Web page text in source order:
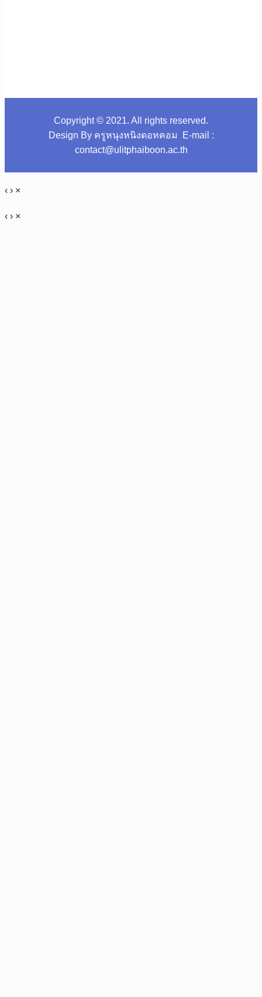
Copyright © 2021. All rights reserved.
Design By ครูหนุงหนิงดอทคอม E-mail :
contact@ulitphaiboon.ac.th
‹ › ×
‹ › ×